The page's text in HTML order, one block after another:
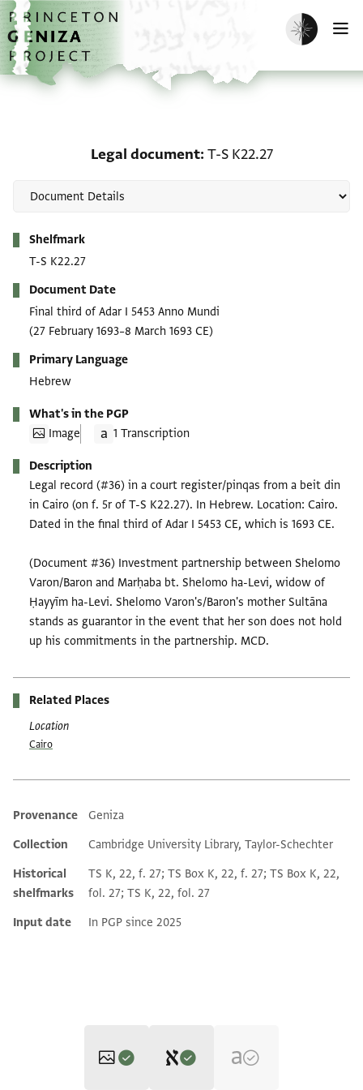
Skip to main content
home
Enable dark
Legal document T-S K22.27
Shelfmark
T-S K22.27
Document Date
Final third of Adar I 5453 Anno Mundi
(27 February 1693–8 March 1693 CE)
Primary Language
Hebrew
What's in the PGP
Image
1 Transcription
Description
Legal record (#36) in a court register/pinqas from a beit din
in Cairo (on f. 5r of T-S K22.27). In Hebrew. Location: Cairo.
Dated in the final third of Adar I 5453 CE, which is 1693 CE.
(Document #36) Investment partnership between Shelomo
Varon/Baron and Marḥaba bt. Shelomo ha-Levi, widow of
Ḥayyīm ha-Levi. Shelomo Varon's/Baron's mother Sultāna
stands as guarantor in the event that her son does not hold
up his commitments in the partnership. MCD.
Related Places
Location
Cairo
Additional metadata
Provenance
Geniza
Collection
Cambridge University Library, Taylor-Schechter
Historical
shelfmarks
TS K, 22, f. 27; TS Box K, 22, f. 27; TS Box K, 22,
fol. 27; TS K, 22, fol. 27
Input date
In PGP since 2025